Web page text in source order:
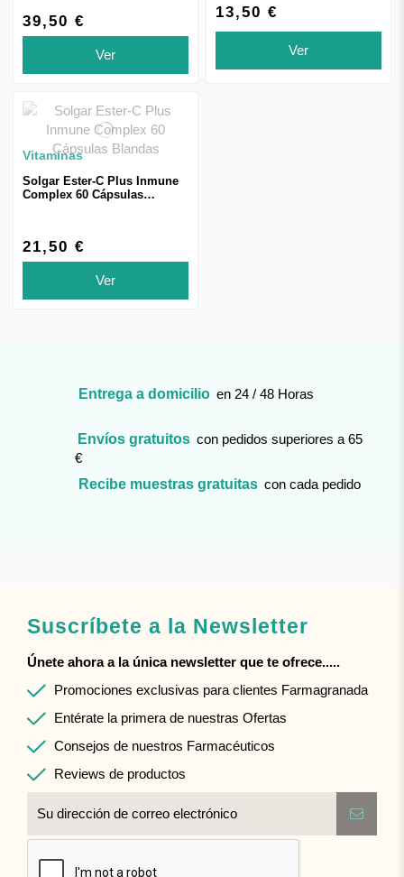
39,50 €
Ver
13,50 €
Ver
Vitaminas
Solgar Ester-C Plus Inmune
Complex 60 Cápsulas
21,50 €
Ver
Entrega a domicilio en 24 / 48 Horas
Envíos gratuitos con pedidos superiores a 65
€
Recibe muestras gratuitas con cada pedido
Suscríbete a la Newsletter
Únete ahora a la única newsletter que te ofrece.....
Promociones exclusivas para clientes Farmagranada
Entérate la primera de nuestras Ofertas
Consejos de nuestros Farmacéuticos
Reviews de productos